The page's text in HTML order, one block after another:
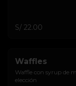
S/ 22.00
Waffles
Waffle con syrup de
elección